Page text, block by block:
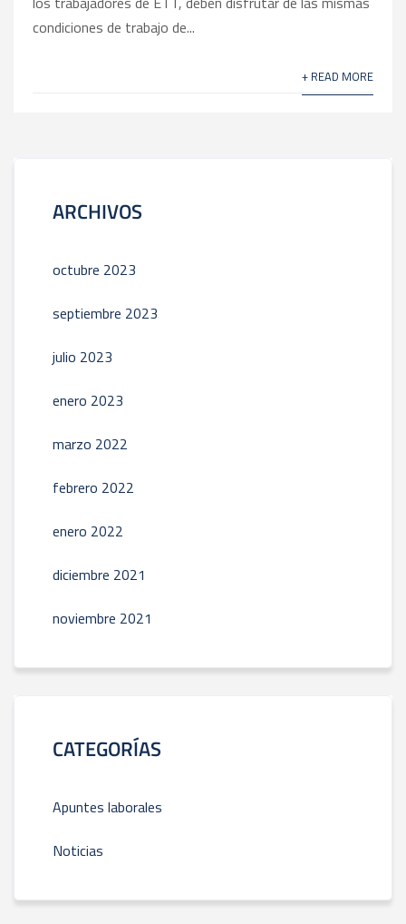
condiciones de trabajo de...
+ READ MORE
ARCHIVOS
octubre 2023
septiembre 2023
julio 2023
enero 2023
marzo 2022
febrero 2022
enero 2022
diciembre 2021
noviembre 2021
CATEGORÍAS
Apuntes laborales
Noticias